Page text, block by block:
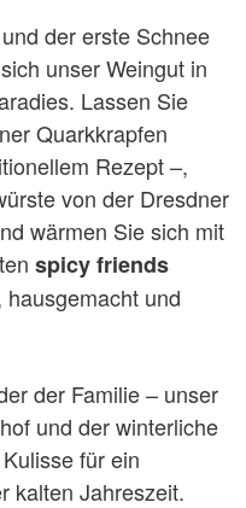
der erste Schnee
unser Weingut in
Lassen Sie
Quarkkrapfen
Rezept –,
von der Dresdner
wärmen Sie sich mit
spicy friends
und
der Familie – unser
und der winterliche
für ein
kalten Jahreszeit.